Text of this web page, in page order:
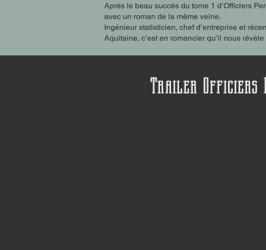
Après le beau succès du tome 1 d’Officiers
avec un roman de la même veine.
Ingénieur statisticien, chef d’entreprise et
Aquitaine, c’est en romancier qu’il nous
Trailer Officiers